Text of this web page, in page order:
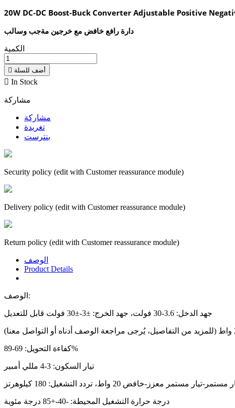
20W DC-DC Boost-Buck Converter Adjustable Positive
دارة رافع خافض مع خرجين مةجب وسالب
الكمية
 أضف للسلة
 In Stock
مشاركة
مشاركة
تغريدة
بنترست
Security policy (edit with Customer reassurance module)
Delivery policy (edit with Customer reassurance module)
Return policy (edit with Customer reassurance module)
الوصف
Product Details
الوصف:
جهد الدخل: 3.6-30 فولت، جهد الخرج: ±3-±30 فولت قابل للتعديل
كفاءة التحويل: 69-89%
تيار السكون: 3-4 مللي أمبير
درجة حرارة التشغيل المحيطة: -40-+85 درجة مئوية